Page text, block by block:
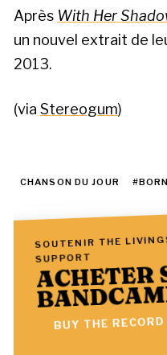
Après With Her
un nouvel extrait de
2013.
(via Stereogum)
CHANSON DU JOUR
SOUTENIR THE
SUPPORT
ACHETER
BUY THE RECORD